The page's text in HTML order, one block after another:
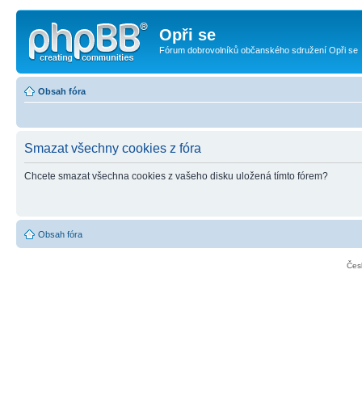
Opři se
Fórum dobrovolníků občanského sdružení Opři se
Obsah fóra
Smazat všechny cookies z fóra
Chcete smazat všechna cookies z vašeho disku uložená tímto fórem?
Obsah fóra